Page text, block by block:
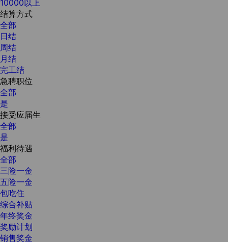
10000以上
结算方式
全部
日结
周结
月结
完工结
急聘职位
全部
是
接受应届生
全部
是
福利待遇
全部
三险一金
五险一金
包吃住
综合补贴
年终奖金
奖励计划
销售奖金